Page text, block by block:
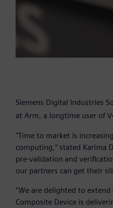
Siemens Digital Industries
at Arm, a longtime user of
"Time to market is
computing,” stated Karima
pre-validation and
our partners can get their
“We are delighted to
Composite Device is